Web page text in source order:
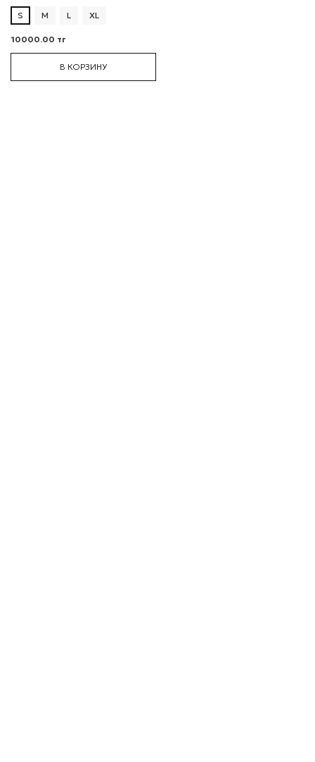
S M L XL
10000.00 тг
В КОРЗИНУ